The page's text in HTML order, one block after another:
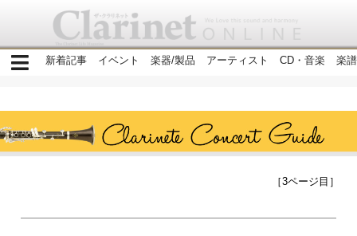
新着記事 イベント 楽器/製品 アーティスト CD・音楽 楽
［3ページ目］